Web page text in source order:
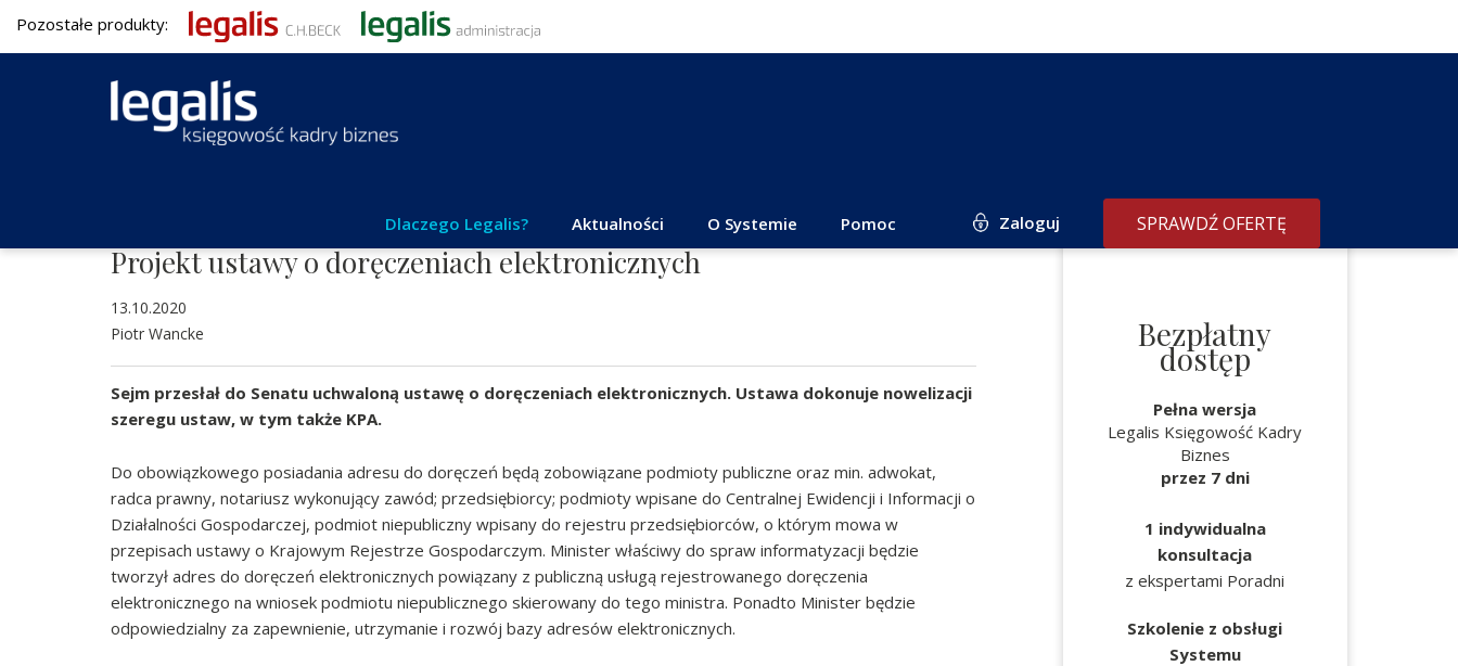
Pozostałe produkty:
Dlaczego Legalis? Aktualności O Systemie Pomoc Zaloguj SPRAWDŹ OFERTĘ
Projekt ustawy o doręczeniach elektronicznych
13.10.2020
Piotr Wancke
Sejm przesłał do Senatu uchwaloną ustawę o doręczeniach elektronicznych. Ustawa dokonuje nowelizacji
szeregu ustaw, w tym także KPA.
Do obowiązkowego posiadania adresu do doręczeń będą zobowiązane podmioty publiczne oraz min. adwokat,
radca prawny, notariusz wykonujący zawód; przedsiębiorcy; podmioty wpisane do Centralnej Ewidencji i Informacji o
Działalności Gospodarczej, podmiot niepubliczny wpisany do rejestru przedsiębiorców, o którym mowa w
przepisach ustawy o Krajowym Rejestrze Gospodarczym. Minister właściwy do spraw informatyzacji będzie
tworzył adres do doręczeń elektronicznych powiązany z publiczną usługą rejestrowanego doręczenia
elektronicznego na wniosek podmiotu niepublicznego skierowany do tego ministra. Ponadto Minister będzie
odpowiedzialny za zapewnienie, utrzymanie i rozwój bazy adresów elektronicznych.
Bezpłatny
dostęp
Pełna wersja
Legalis Księgowość Kadry
Biznes
przez 7 dni
1 indywidualna
konsultacja
z ekspertami Poradni
Szkolenie z obsługi
Systemu